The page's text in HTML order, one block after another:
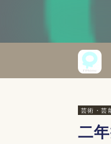
芸術・芸
二